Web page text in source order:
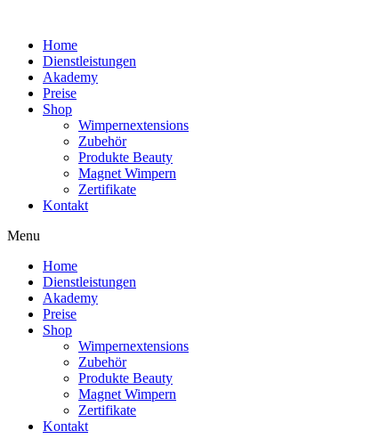
Home
Dienstleistungen
Akademy
Preise
Shop
Wimpernextensions
Zubehör
Produkte Beauty
Magnet Wimpern
Zertifikate
Kontakt
Menu
Home
Dienstleistungen
Akademy
Preise
Shop
Wimpernextensions
Zubehör
Produkte Beauty
Magnet Wimpern
Zertifikate
Kontakt